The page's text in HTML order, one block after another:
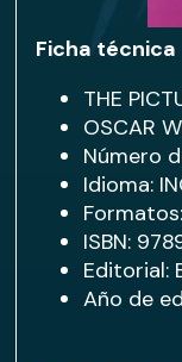
Ficha técnica
THE
OSCAR
Número
Idioma:
ISBN:
Editorial:
Año de